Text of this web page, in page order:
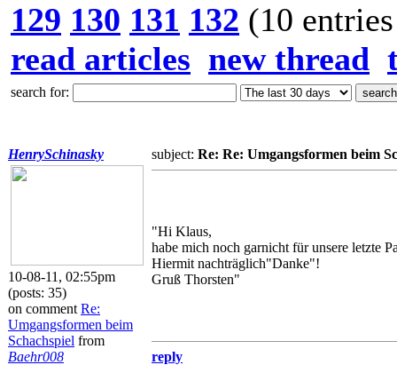
129 130 131 132 (10
read articles new thread
search for:
HenrySchinasky
10-08-11, 02:55pm
(posts: 35)
on comment Re:
Umgangsformen beim
Schachspiel from
Baehr008
subject: Re: Re: Umgangsformen beim
"Hi Klaus,
habe mich noch garnicht für unsere letzte
Hiermit nachträglich"Danke"!
Gruß Thorsten"
reply